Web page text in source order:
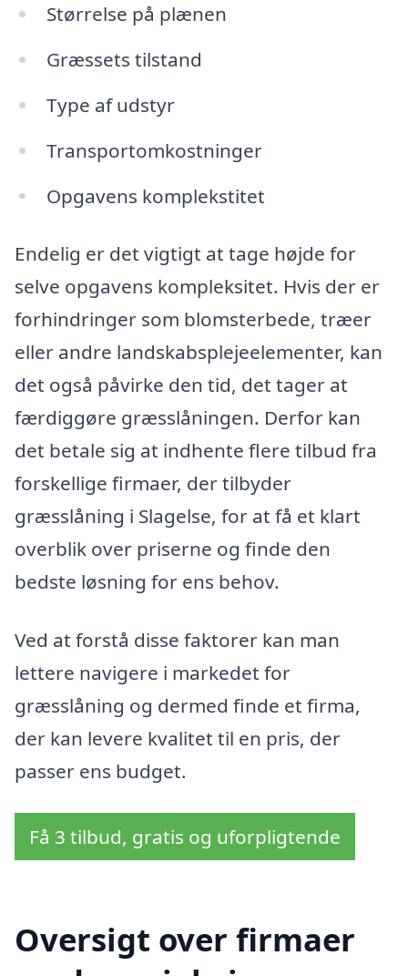
Størrelse på plænen
Græssets tilstand
Type af udstyr
Transportomkostninger
Opgavens komplekstitet
Endelig er det vigtigt at tage højde for
selve opgavens kompleksitet. Hvis der er
forhindringer som blomsterbede, træer
eller andre landskabsplejeelementer, kan
det også påvirke den tid, det tager at
færdiggøre græsslåningen. Derfor kan
det betale sig at indhente flere tilbud fra
forskellige firmaer, der tilbyder
græsslåning i Slagelse, for at få et klart
overblik over priserne og finde den
bedste løsning for ens behov.
Ved at forstå disse faktorer kan man
lettere navigere i markedet for
græsslåning og dermed finde et firma,
der kan levere kvalitet til en pris, der
passer ens budget.
Få 3 tilbud, gratis og uforpligtende
Oversigt over firmaer